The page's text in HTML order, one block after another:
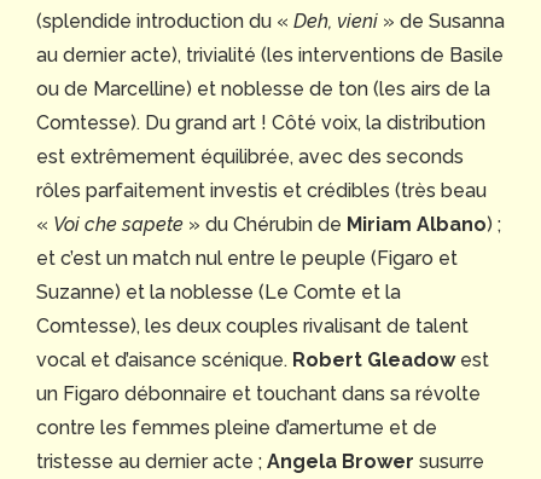
(splendide introduction du « Deh, vieni » de Susanna
au dernier acte), trivialité (les interventions de Basile
ou de Marcelline) et noblesse de ton (les airs de la
Comtesse). Du grand art ! Côté voix, la distribution
est extrêmement équilibrée, avec des seconds
rôles parfaitement investis et crédibles (très beau
« Voi che sapete » du Chérubin de Miriam Albano) ;
et c’est un match nul entre le peuple (Figaro et
Suzanne) et la noblesse (Le Comte et la
Comtesse), les deux couples rivalisant de talent
vocal et d’aisance scénique. Robert Gleadowest
un Figaro débonnaire et touchant dans sa révolte
contre les femmes pleine d’amertume et de
tristesse au dernier acte ; Angela Brower susurre